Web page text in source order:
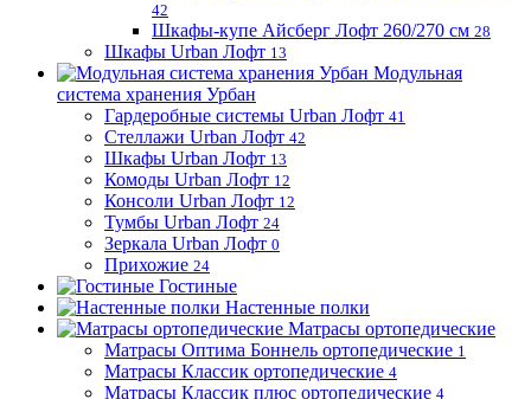
42
Шкафы-купе Айсберг Лофт 260/270 см 28
Шкафы Urban Лофт 13
Модульная
система хранения Урбан
Гардеробные системы Urban Лофт 41
Стеллажи Urban Лофт 42
Шкафы Urban Лофт 13
Комоды Urban Лофт 12
Консоли Urban Лофт 12
Тумбы Urban Лофт 24
Зеркала Urban Лофт 0
Прихожие 24
Гостиные
Настенные полки
Матрасы ортопедические
Матрасы Оптима Боннель ортопедические 1
Матрасы Классик ортопедические 4
Матрасы Классик плюс ортопедические 4